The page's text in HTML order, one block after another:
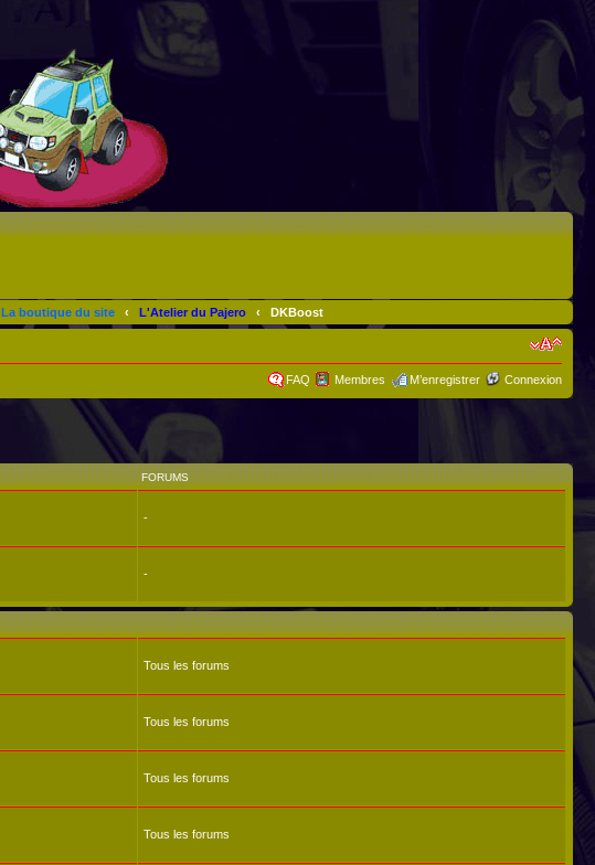
La boutique du site ‹ L'Atelier du Pajero ‹ DKBoost
FAQ Membres M’enregistrer Connexion
FORUMS
-
-
Tous les forums
Tous les forums
Tous les forums
Tous les forums